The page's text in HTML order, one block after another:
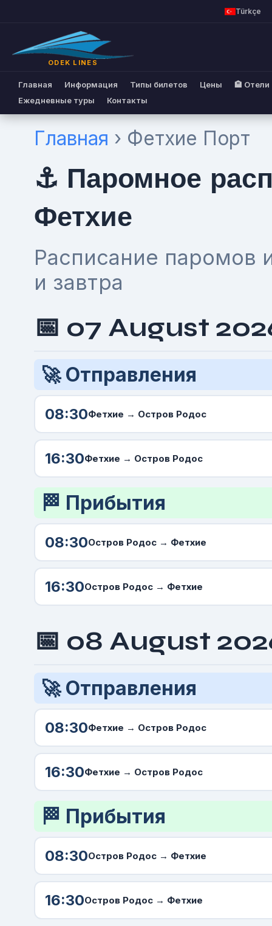
Türkçe
ODEK LINES
Главная Информация Типы билетов Цены
🏨 Отели
Ежедневные туры
Контакты
Главная › Фетхие Порт
⚓ Паромное
Фетхие
Расписание паромов
и завтра
📅 07 August
🚀 Отправления
08:30Фетхие → Остров Родос
16:30Фетхие → Остров Родос
🏁 Прибытия
08:30Остров Родос → Фетхие
16:30Остров Родос → Фетхие
📅 08 August
🚀 Отправления
08:30Фетхие → Остров Родос
16:30Фетхие → Остров Родос
🏁 Прибытия
08:30Остров Родос → Фетхие
16:30Остров Родос → Фетхие